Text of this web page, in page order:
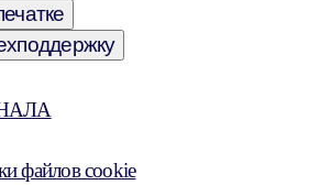
файлов cookie